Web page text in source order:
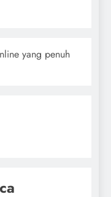
yang penuh